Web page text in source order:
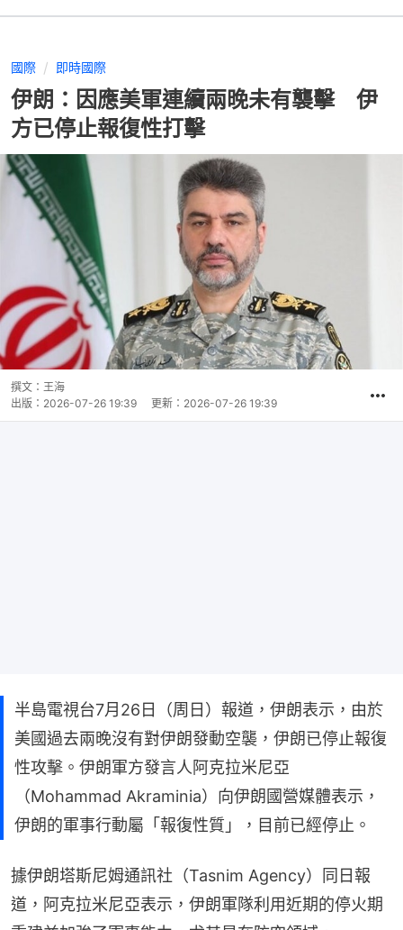
國際 即時國際
伊朗：因應美軍連續兩晚未有襲擊 伊
方已停止報復性打擊
撰文： 王海
出版： 2026-07-26 19:39 更新： 2026-07-26 19:39
半島電視台7月26日（周日）報道，伊朗表示，由於
美國過去兩晚沒有對伊朗發動空襲，伊朗已停止報復
性攻擊。伊朗軍方發言人阿克拉米尼亞
（Mohammad Akraminia）向伊朗國營媒體表示，
伊朗的軍事行動屬「報復性質」，目前已經停止。
據伊朗塔斯尼姆通訊社（Tasnim Agency）同日報
道，阿克拉米尼亞表示，伊朗軍隊利用近期的停火期